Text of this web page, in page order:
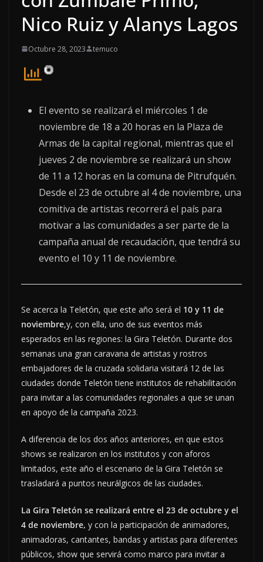
Nico Ruiz y Alanys Lagos
Octubre 28, 2023 temuco
El evento se realizará el miércoles 1 de
noviembre de 18 a 20 horas en la Plaza de
Armas de la capital regional, mientras que el
jueves 2 de noviembre se realizará un show
de 11 a 12 horas en la comuna de Pitrufquén.
Desde el 23 de octubre al 4 de noviembre, una
comitiva de artistas recorrerá el país para
motivar a las comunidades a ser parte de la
campaña anual de recaudación, que tendrá su
evento el 10 y 11 de noviembre.
Se acerca la Teletón, que este año será el 10 y 11 de
noviembre,y, con ella, uno de sus eventos más
esperados en las regiones: la Gira Teletón. Durante dos
semanas una gran caravana de artistas y rostros
embajadores de la cruzada solidaria visitará 12 de las
ciudades donde Teletón tiene institutos de rehabilitación
para invitar a las comunidades regionales a que se unan
en apoyo de la campaña 2023.
A diferencia de los dos años anteriores, en que estos
shows se realizaron en los institutos y con aforos
limitados, este año el escenario de la Gira Teletón se
trasladará a puntos neurálgicos de las ciudades.
La Gira Teletón se realizará entre el 23 de octubre y el
4 de noviembre, y con la participación de animadores,
animadoras, cantantes, bandas y artistas para diferentes
públicos, show que servirá como marco para invitar a